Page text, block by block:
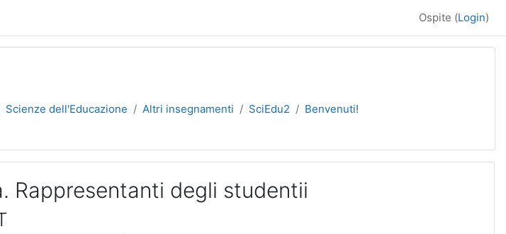
Ospite (Login)
Scienze dell'Educazione Altri insegnamenti SciEdu2
Benvenuti!
Rappresentanti degli studentii